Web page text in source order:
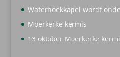
Waterhoekkapel wordt
Moerkerke kermis
13 oktober Moerkerke